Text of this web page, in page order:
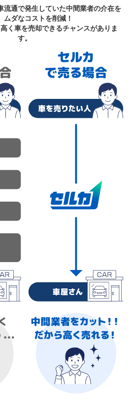
流通で発生していた中間業者の介在を
ムダなコストを削減！
く車を売却できるチャンスがありま
す。